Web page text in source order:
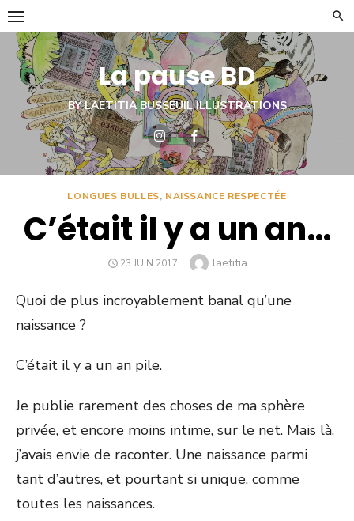
Skip
to
content
La pause BD
BY LAETITIA BUSSEUIL ILLUSTRATIONS
LONGUES BULLES, NAISSANCE RESPECTÉE
C’était il y a un an…
POSTED
23 JUIN 2017 Author
laetitia
Quoi de plus incroyablement banal qu’une
naissance ?
C’était il y a un an pile.
Je publie rarement des choses de ma sphère
privée, et encore moins intime, sur le net. Mais là,
j’avais envie de raconter. Une naissance parmi
tant d’autres, et pourtant si unique, comme
toutes les naissances.